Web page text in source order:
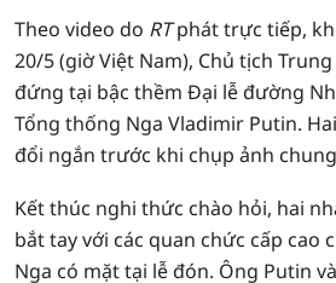
Theo video do RTphát trực tiếp,
20/5 (giờ Việt Nam), Chủ tịch
đứng tại bậc thềm Đại lễ đường
Tổng thống Nga Vladimir Putin.
đổi ngắn trước khi chụp ảnh
Kết thúc nghi thức chào hỏi, hai
bắt tay với các quan chức cấp cao
Nga có mặt tại lễ đón. Ông Putin